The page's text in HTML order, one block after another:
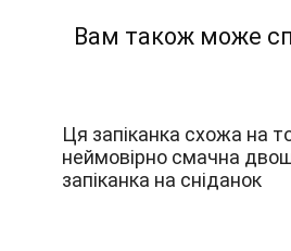
Вам також може
Ця запіканка схожа на
неймовірно смачна
запіканка на сніданок